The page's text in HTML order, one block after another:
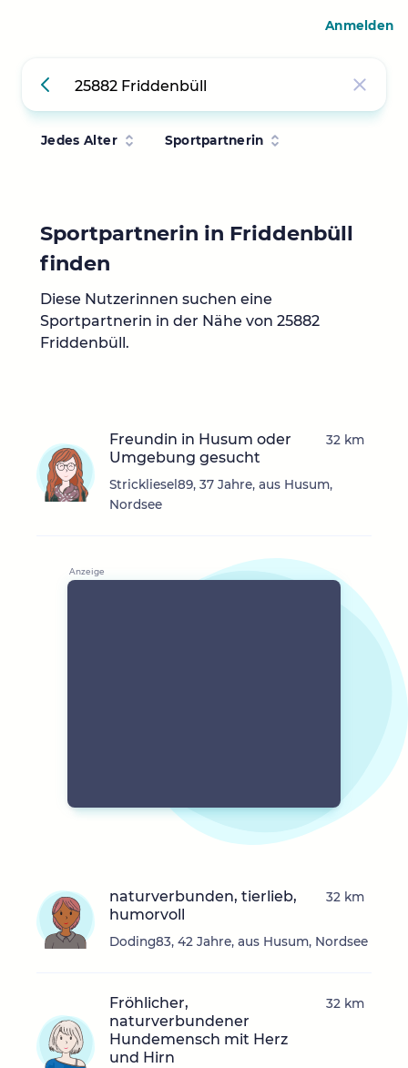
Jedes Alter Sportpartnerin
Sportpartnerin in Friddenbüll
finden
Diese Nutzerinnen suchen eine
Sportpartnerin in der Nähe von 25882
Friddenbüll.
Freundin in Husum oder
Umgebung gesucht
Strickliesel89, 37 Jahre, aus Husum,
Nordsee
32 km
naturverbunden, tierlieb,
humorvoll
Doding83, 42 Jahre, aus Husum, Nordsee
32 km
Fröhlicher,
naturverbundener
Hundemensch mit Herz
und Hirn
32 km
Anmelden